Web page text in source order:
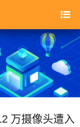
万摄像头遭入